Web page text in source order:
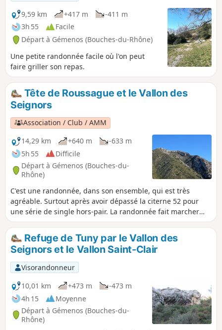
9,59 km
+417 m
-411 m
3h 55
Facile
Départ à Gémenos (Bouches-du-Rhône)
Une petite randonnée facile où l'on peut
faire griller son repas.
Tête de Roussague et le Vallon des
Seignors
Association / Club / AMM
14,29 km
+640 m
-633 m
5h 55
Difficile
Départ à Gémenos (Bouches-du-
Rhône)
C'est une randonnée, dans son ensemble, qui est très
agréable. Surtout après avoir dépassé la citerne 52 pour
une série de single hors-pair. La randonnée fait marcher
sur les crêtes pour découvrir des paysages magnifiques.
Refuge de Tuny par le Vallon des
Seignors et le Vallon Saint-Clair
Visorandonneur
10,01 km
+473 m
-473 m
4h 15
Moyenne
Départ à Gémenos (Bouches-du-
Rhône)